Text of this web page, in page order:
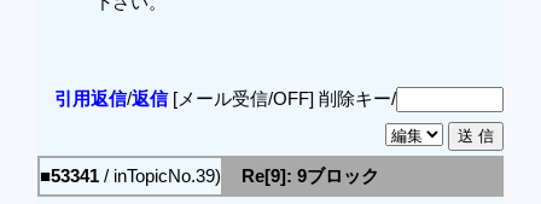
引用返信/返信[メール受信/OFF] 削除キー/
■53341 / inTopicNo.39)
Re[9]: 9ブロック